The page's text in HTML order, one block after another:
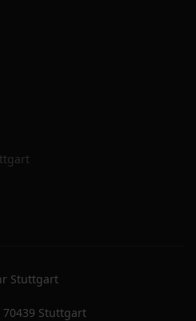
Stuttgart
Stuttgart